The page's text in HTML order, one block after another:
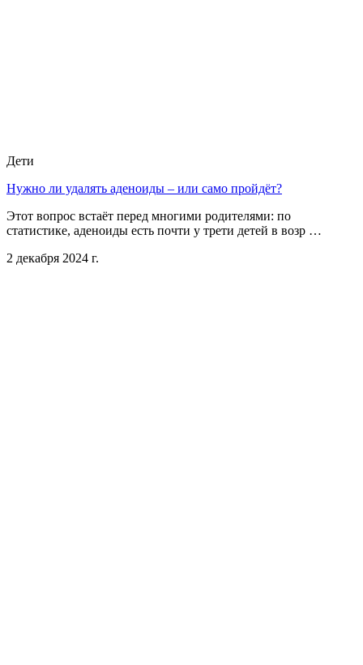
Дети
Нужно ли удалять аденоиды – или само пройдёт?
Этот вопрос встаёт перед многими родителями: по
статистике, аденоиды есть почти у трети детей в возр …
2 декабря 2024 г.